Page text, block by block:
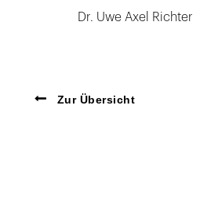
Dr. Uwe Axel Richter
Zur Übersicht